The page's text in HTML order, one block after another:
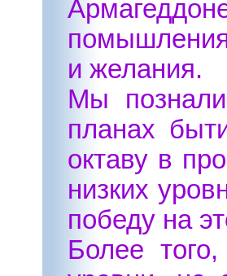
и желания.
Мы
планах
октаву в
низких
победу на
Более